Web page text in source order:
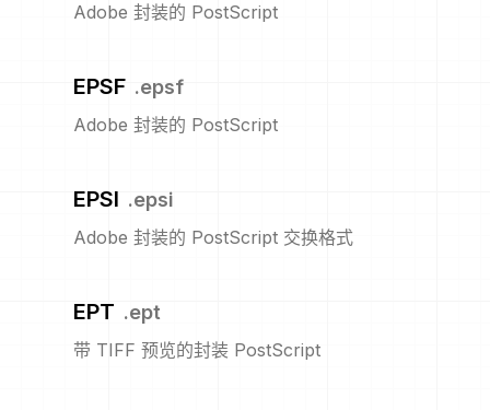
Adobe 封装的 PostScript
EPSF .epsf
Adobe 封装的 PostScript
EPSI .epsi
Adobe 封装的 PostScript 交换格式
EPT .ept
带 TIFF 预览的封装 PostScript